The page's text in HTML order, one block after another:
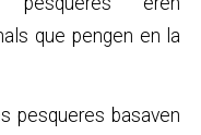
que pengen en la
pesqueres basaven